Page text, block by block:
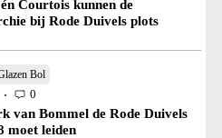
Courtois kunnen de
bij Rode Duivels plots
Bol
0
van Bommel de Rode Duivels
moet leiden